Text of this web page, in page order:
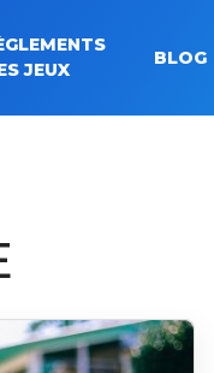
JEUX
BLOG